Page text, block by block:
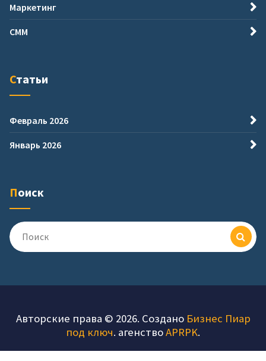
Маркетинг
СММ
Статьи
Февраль 2026
Январь 2026
Поиск
Поиск
для:
Авторские права © 2026. Создано Бизнес Пиар
под ключ. агенствоAPRPK.